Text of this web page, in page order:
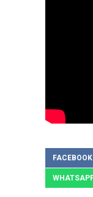
FACEBOOK